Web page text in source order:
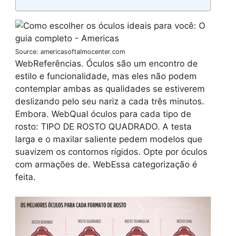
Source: americasoftalmocenter.com
WebReferências. Óculos são um encontro de
estilo e funcionalidade, mas eles não podem
contemplar ambas as qualidades se estiverem
deslizando pelo seu nariz a cada três minutos.
Embora. WebQual óculos para cada tipo de
rosto: TIPO DE ROSTO QUADRADO. A testa
larga e o maxilar saliente pedem modelos que
suavizem os contornos rígidos. Opte por óculos
com armações de. WebEssa categorização é
feita.